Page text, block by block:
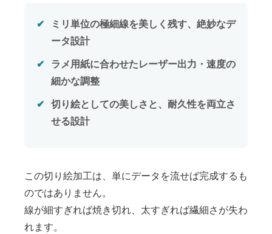
ミリ単位の極細線を美しく残す、絶妙なデ
ータ設計
ラメ用紙に合わせたレーザー出力・速度の
細かな調整
切り絵としての美しさと、耐久性を両立さ
せる設計
この切り絵加工は、単にデータを流せば完成するも
のではありません。
線が細すぎれば焼き切れ、太すぎれば繊細さが失わ
れます。